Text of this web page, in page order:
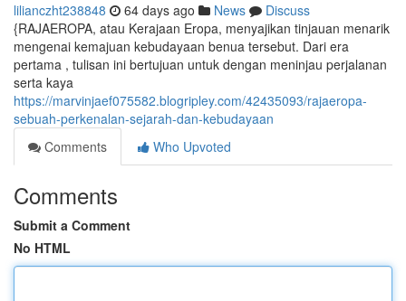
lilianczht238848 64 days ago News
Discuss
{RAJAEROPA, atau Kerajaan Eropa, menyajikan tinjauan menarik
mengenai kemajuan kebudayaan benua tersebut. Dari era
pertama , tulisan ini bertujuan untuk dengan meninjau perjalanan
serta kaya
https://marvinjaef075582.blogripley.com/42435093/rajaeropa-
sebuah-perkenalan-sejarah-dan-kebudayaan
Comments
Who Upvoted
Comments
Submit a Comment
No HTML